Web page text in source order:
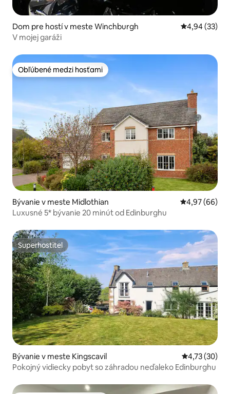
Dom pre hostí v meste Winchburgh Priemerné
4,94 (33)
V mojej garáži
Obľúbené medzi hosťami
Obľúbené medzi hosťami
Bývanie v meste Midlothian Priemerné
4,97 (66)
Luxusné 5* bývanie 20 minút od Edinburghu
Superhostiteľ
Superhostiteľ
Bývanie v meste Kingscavil Priemerné
4,73 (30)
Pokojný vidiecky pobyt so záhradou neďaleko Edinburghu